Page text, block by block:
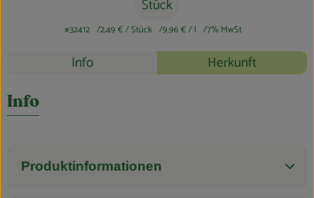
Stück
#32412 2,49 €/ Stück 9,96 €/ l 7% MwSt
Rezepte
Info Herkunft
Info
Produktinformationen